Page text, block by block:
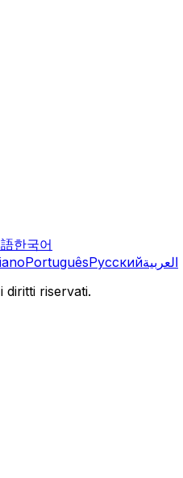
한국어
PortuguêsРусскийالعربية
diritti riservati.